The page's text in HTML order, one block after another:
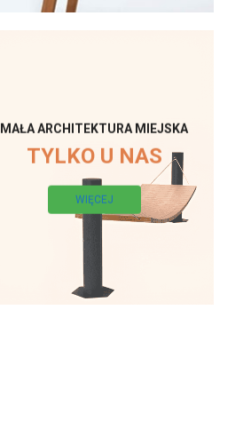
MAŁA ARCHITEKTURA MIEJSKA
TYLKO U NAS
WIĘCEJ